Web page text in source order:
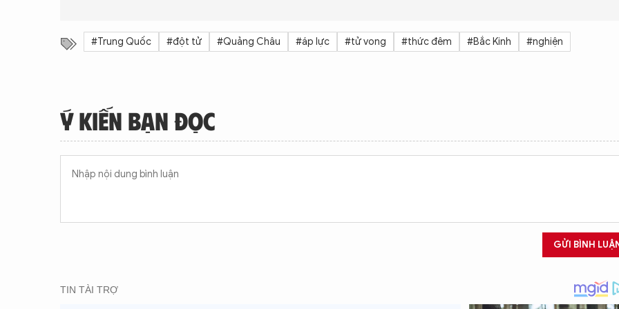
#Trung Quốc #đột tử #Quảng Châu #áp lực #tử vong #thức đêm #Bắc Kinh #nghiện
Ý KIẾN BẠN ĐỌC
GỬI BÌNH